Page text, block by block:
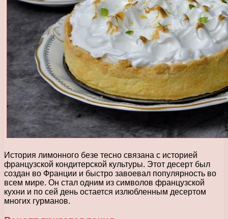
История лимонного безе тесно связана с историей
французской кондитерской культуры. Этот десерт был
создан во Франции и быстро завоевал популярность во
всем мире. Он стал одним из символов французской
кухни и по сей день остается излюбленным десертом
многих гурманов.